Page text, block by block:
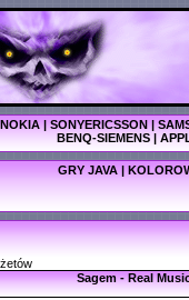
NOKIA|SONYERICSSON|
BENQ-SIEMENS|
GRY JAVA |
Sagem - Real